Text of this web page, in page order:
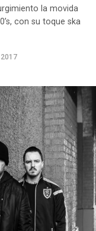
la movida
con su toque ska